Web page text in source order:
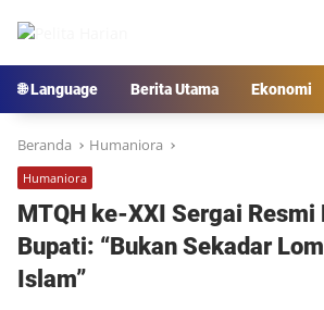
🌐 Language Berita Utama Ekonomi
Beranda Humaniora
Humaniora
MTQH ke-XXI Sergai Resmi
Bupati: “Bukan Sekadar
Islam”